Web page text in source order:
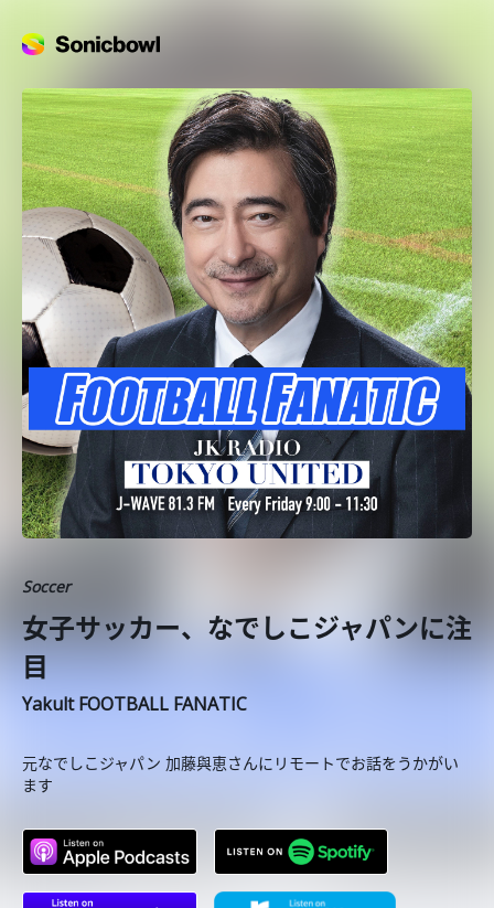
Soccer
女子サッカー、なでしこジャパンに注
目
Yakult FOOTBALL FANATIC
元なでしこジャパン 加藤與恵さんにリモートでお話をうかがい
ます